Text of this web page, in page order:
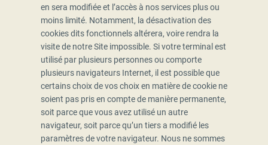
en sera modifiée et l’accès à nos services plus ou
moins limité. Notamment, la désactivation des
cookies dits fonctionnels altérera, voire rendra la
visite de notre Site impossible. Si votre terminal est
utilisé par plusieurs personnes ou comporte
plusieurs navigateurs Internet, il est possible que
certains choix de vos choix en matière de cookie ne
soient pas pris en compte de manière permanente,
soit parce que vous avez utilisé un autre
navigateur, soit parce qu’un tiers a modifié les
paramètres de votre navigateur. Nous ne sommes